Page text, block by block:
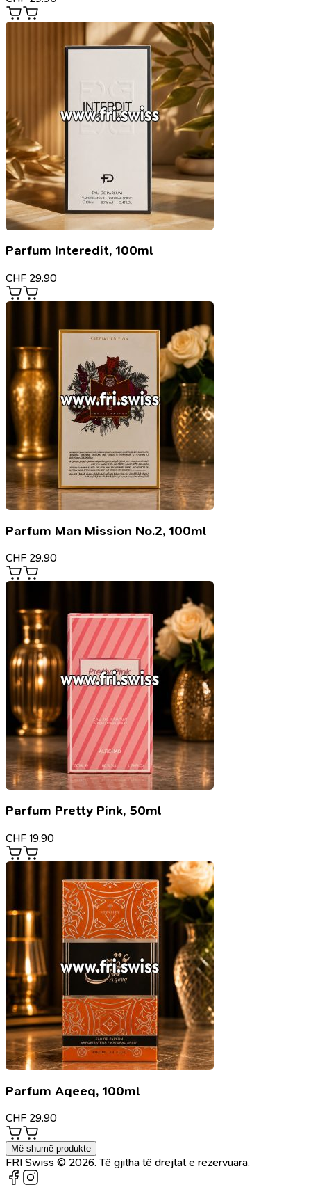
Parfum Interedit, 100ml
CHF 29.90
Parfum Man Mission No.2, 100ml
CHF 29.90
Parfum Pretty Pink, 50ml
CHF 19.90
Parfum Aqeeq, 100ml
CHF 29.90
Më shumë produkte
FRI Swiss © 2026. Të gjitha të drejtat e rezervuara.